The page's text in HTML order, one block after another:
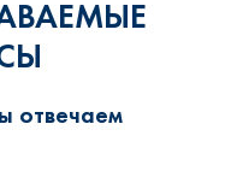
отвечаем